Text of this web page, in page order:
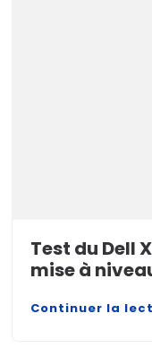
Test du Dell
mise à
Continuer la